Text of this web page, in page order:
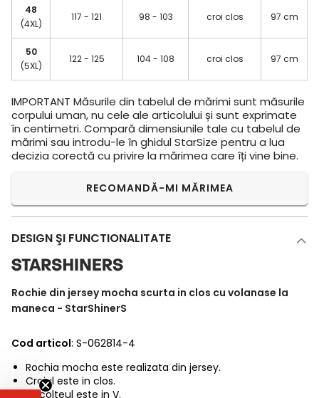
48
(4XL)
117 - 121 98 - 103 croi clos 97 cm
50
(5XL)
122 - 125 104 - 108 croi clos 97 cm
IMPORTANT Măsurile din tabelul de mărimi sunt măsurile
corpului uman, nu cele ale articolului și sunt exprimate
în centimetri. Compară dimensiunile tale cu tabelul de
mărimi sau introdu-le în ghidul StarSize pentru a lua
decizia corectă cu privire la mărimea care îți vine bine.
RECOMANDĂ-MI MĂRIMEA
DESIGN ŞI FUNCTIONALITATE
Rochie din jersey mocha scurta in clos cu volanase la
maneca - StarShinerS
Cod articol: S-062814-4
Rochia mocha este realizata din jersey.
Croiul este in clos.
Decolteul este in V.